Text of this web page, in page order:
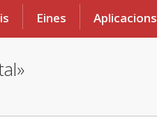
Eines Aplicacions